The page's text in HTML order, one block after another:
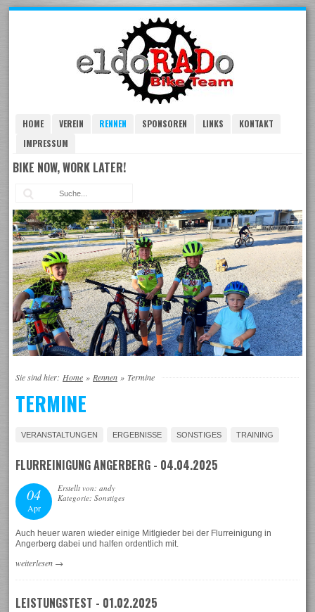
HOME VEREIN RENNEN SPONSOREN LINKS
KONTAKT
IMPRESSUM
BIKE NOW, WORK LATER!
Sie sind hier: Home » Rennen »Termine
TERMINE
VERANSTALTUNGEN ERGEBNISSE SONSTIGES TRAINING
FLURREINIGUNG ANGERBERG - 04.04.2025
04
Apr
Erstellt von: andy
Kategorie: Sonstiges
Auch heuer waren wieder einige Mitlgieder bei der Flurreinigung in
Angerberg dabei und halfen ordentlich mit.
weiterlesen →
LEISTUNGSTEST - 01.02.2025